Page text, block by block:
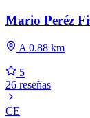
Mario Peréz
A 0.88 km
5
26 reseñas
CE